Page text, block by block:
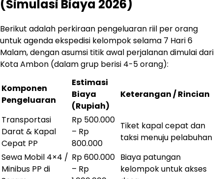
(Simulasi Biaya 2026)
Berikut adalah perkiraan pengeluaran riil per orang
untuk agenda ekspedisi kelompok selama 7 Hari 6
Malam, dengan asumsi titik awal perjalanan dimulai dari
Kota Ambon (dalam grup berisi 4-5 orang):
Komponen
Pengeluaran
Estimasi
Biaya
(Rupiah)
Keterangan / Rincian
Transportasi
Darat & Kapal
Cepat PP
Rp 500.000
– Rp
800.000
Tiket kapal cepat dan
taksi menuju pelabuhan
Sewa Mobil 4×4 /
Minibus PP di
Rp 600.000
– Rp
Biaya patungan
kelompok untuk akses